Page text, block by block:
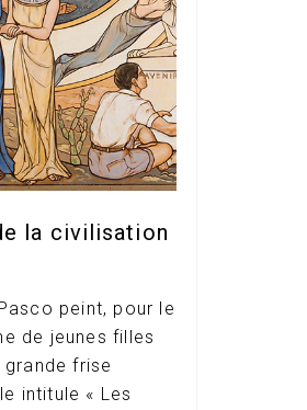
la civilisation
peint, pour le
de jeunes filles
grande frise
intitule « Les